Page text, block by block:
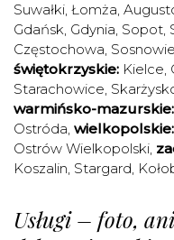
Suwałki, Łomża,
Gdańsk, Gdynia, Sopot,
Częstochowa,
świętokrzyskie: Kielce,
Starachowice,
warmińsko-mazurskie:
Ostróda, wielkopolskie:
Ostrów Wielkopolski,
Koszalin, Stargard,
Usługi – foto,